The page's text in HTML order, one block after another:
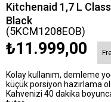
Kitchenaid 1,7 L
Black
(5KCM1208EOB)
₺11.999,00
Kolay kullanım, demleme
küçük porsiyon hazırlama
Kahvenizi 40 dakika